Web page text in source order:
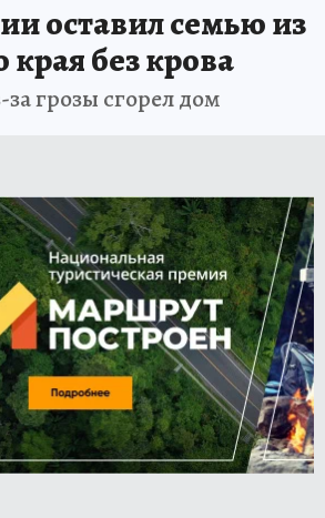
оставил семью из
без крова
грозы сгорел дом